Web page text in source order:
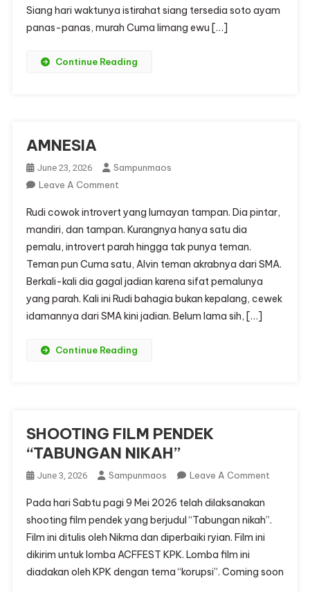
Siang hari waktunya istirahat siang tersedia soto ayam
panas-panas, murah Cuma limang ewu […]
Continue Reading
AMNESIA
June 23, 2026
Sampunmaos
Leave A CommentOn
Rudi cowok introvert yang lumayan tampan. Dia pintar,
mandiri, dan tampan. Kurangnya hanya satu dia
pemalu, introvert parah hingga tak punya teman.
Teman pun Cuma satu, Alvin teman akrabnya dari SMA.
Berkali-kali dia gagal jadian karena sifat pemalunya
yang parah. Kali ini Rudi bahagia bukan kepalang, cewek
idamannya dari SMA kini jadian. Belum lama sih, […]
Continue Reading
SHOOTING FILM PENDEK
“TABUNGAN NIKAH”
June 3, 2026 Sampunmaos Leave A CommentOn
PENDEK
Pada hari Sabtu pagi 9 Mei 2026 telah dilaksanakan
shooting film pendek yang berjudul “Tabungan nikah”.
Film ini ditulis oleh Nikma dan diperbaiki ryian. Film ini
dikirim untuk lomba ACFFEST KPK. Lomba film ini
diadakan oleh KPK dengan tema “korupsi”. Coming soon